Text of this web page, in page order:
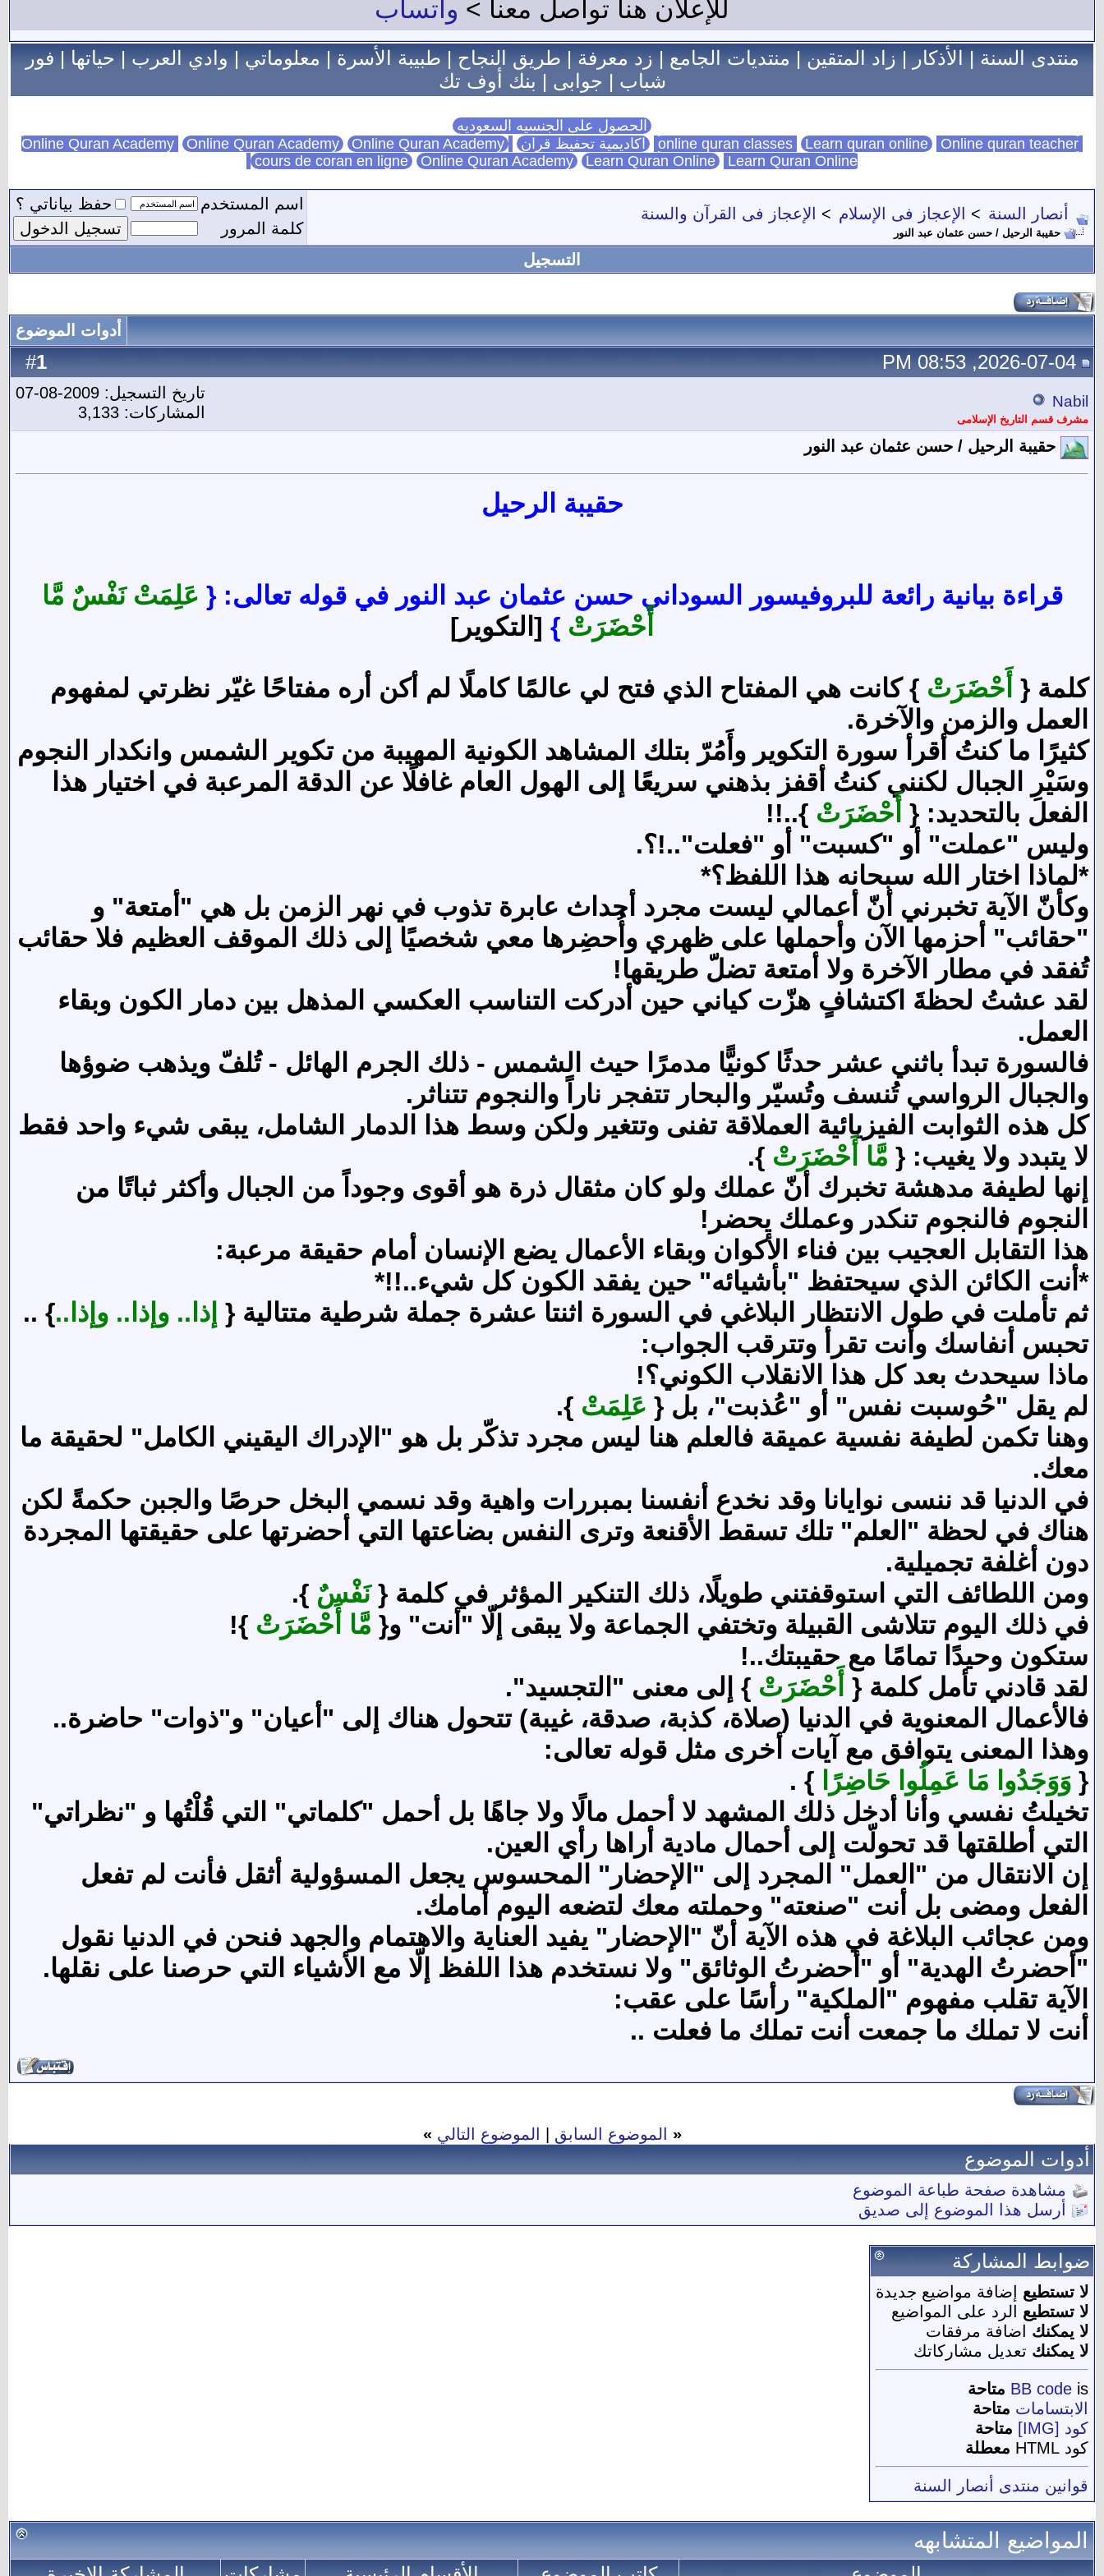
للإعلان هنا تواصل معنا > واتساب
منتدى السنة|الأذكار|زاد المتقين|منتديات الجامع|زد معرفة|طريق النجاح|طبيبة الأسرة|معلوماتي|وادي العرب|حياتها|فور
شباب | جوابى | بنك أوف تك
الحصول على الجنسيه السعوديه
Learn quran online Online quran teacher اكاديمية تحفيظ قران Online Quran Academy Online Quran Academy
cours de coran en ligne Online Quran Academy Learn Quran Online Learn Quran Online
أنصار السنة > الإعجاز فى الإسلام > الإعجاز فى القرآن والسنة
حقيبة الرحيل / حسن عثمان عبد النور
اسم المستخدم
حفظ بياناتي ؟
كلمة المرور
التسجيل
أدوات الموضوع
#
1 2026-07-04, 08:53 PM
Nabil
مشرف قسم التاريخ الإسلامى
تاريخ التسجيل: 2009-08-07
المشاركات: 3,133
حقيبة الرحيل / حسن عثمان عبد النور
حقيبة الرحيل
قراءة بيانية رائعة للبروفيسور السوداني حسن عثمان عبد النور في قوله تعالى: { عَلِمَتْ نَفْسٌ مَّا
أَحْضَرَتْ } [التكوير]
كلمة { أَحْضَرَتْ } كانت هي المفتاح الذي فتح لي عالمًا كاملًا لم أكن أره مفتاحًا غيّر نظرتي لمفهوم
العمل والزمن والآخرة.
كثيرًا ما كنتُ أقرأ سورة التكوير وأَمُرّ بتلك المشاهد الكونية المهيبة من تكوير الشمس وانكدار النجوم
وسَيْرِ الجبال لكنني كنتُ أقفز بذهني سريعًا إلى الهول العام غافلًا عن الدقة المرعبة في اختيار هذا
الفعل بالتحديد: { أَحْضَرَتْ }..!!
وليس "عملت" أو "كسبت" أو "فعلت"..!؟.
*لماذا اختار الله سبحانه هذا اللفظ؟*
وكأنّ الآية تخبرني أنّ أعمالي ليست مجرد أحداث عابرة تذوب في نهر الزمن بل هي "أمتعة" و
"حقائب" أحزمها الآن وأحملها على ظهري وأُحضِرها معي شخصيًا إلى ذلك الموقف العظيم فلا حقائب
تُفقد في مطار الآخرة ولا أمتعة تضلّ طريقها!
لقد عشتُ لحظةَ اكتشافٍ هزّت كياني حين أدركت التناسب العكسي المذهل بين دمار الكون وبقاء
العمل.
فالسورة تبدأ باثني عشر حدثًا كونيًّا مدمرًا حيث الشمس - ذلك الجرم الهائل - تُلفّ ويذهب ضوؤها
والجبال الرواسي تُنسف وتُسيّر والبحار تتفجر ناراً والنجوم تتناثر.
كل هذه الثوابت الفيزيائية العملاقة تفنى وتتغير ولكن وسط هذا الدمار الشامل، يبقى شيء واحد فقط
لا يتبدد ولا يغيب: { مَّا أَحْضَرَتْ }.
إنها لطيفة مدهشة تخبرك أنّ عملك ولو كان مثقال ذرة هو أقوى وجوداً من الجبال وأكثر ثباتًا من
النجوم فالنجوم تنكدر وعملك يحضر!
هذا التقابل العجيب بين فناء الأكوان وبقاء الأعمال يضع الإنسان أمام حقيقة مرعبة:
*أنت الكائن الذي سيحتفظ "بأشيائه" حين يفقد الكون كل شيء..!!*
ثم تأملت في طول الانتظار البلاغي في السورة اثنتا عشرة جملة شرطية متتالية { إذا.. وإذا.. وإذا..} ..
تحبس أنفاسك وأنت تقرأ وتترقب الجواب:
ماذا سيحدث بعد كل هذا الانقلاب الكوني؟!
لم يقل "حُوسبت نفس" أو "عُذبت"، بل { عَلِمَتْ }.
وهنا تكمن لطيفة نفسية عميقة فالعلم هنا ليس مجرد تذكّر بل هو "الإدراك اليقيني الكامل" لحقيقة ما
معك.
في الدنيا قد ننسى نوايانا وقد نخدع أنفسنا بمبررات واهية وقد نسمي البخل حرصًا والجبن حكمةً لكن
هناك في لحظة "العلم" تلك تسقط الأقنعة وترى النفس بضاعتها التي أحضرتها على حقيقتها المجردة
دون أغلفة تجميلية.
ومن اللطائف التي استوقفتني طويلًا، ذلك التنكير المؤثر في كلمة {نَفْسٌ }.
في ذلك اليوم تتلاشى القبيلة وتختفي الجماعة ولا يبقى إلّا "أنت" و{ مَّا أَحْضَرَتْ }!
ستكون وحيدًا تمامًا مع حقيبتك..!
لقد قادني تأمل كلمة { أَحْضَرَتْ } إلى معنى "التجسيد".
فالأعمال المعنوية في الدنيا (صلاة، كذبة، صدقة، غيبة) تتحول هناك إلى "أعيان" و"ذوات" حاضرة..
وهذا المعنى يتوافق مع آيات أخرى مثل قوله تعالى:
{ وَوَجَدُوا مَا عَمِلُوا حَاضِرًا
} .
تخيلتُ نفسي وأنا أدخل ذلك المشهد لا أحمل مالًا ولا جاهًا بل أحمل "كلماتي" التي قُلْتُها و "نظراتي"
التي أطلقتها قد تحولّت إلى أحمال مادية أراها رأي العين.
إن الانتقال من "العمل" المجرد إلى "الإحضار" المحسوس يجعل المسؤولية أثقل فأنت لم تفعل
الفعل ومضى بل أنت "صنعته" وحملته معك لتضعه اليوم أمامك.
ومن عجائب البلاغة في هذه الآية أنّ "الإحضار" يفيد العناية والاهتمام والجهد فنحن في الدنيا نقول
"أحضرتُ الهدية" أو "أحضرتُ الوثائق" ولا نستخدم هذا اللفظ إلّا مع الأشياء التي حرصنا على نقلها.
الآية تقلب مفهوم "الملكية" رأسًا على عقب:
أنت لا تملك ما جمعت أنت تملك ما فعلت ..
« الموضوع السابق الموضوع التالي »
أدوات الموضوع
مشاهدة صفحة طباعة الموضوع
أرسل هذا الموضوع إلى صديق
ضوابط المشاركة
لا تستطيع إضافة مواضيع جديدة
لا تستطيع الرد على المواضيع
لا يمكنك اضافة مرفقات
لا يمكنك تعديل مشاركاتك
BB code is
متاحة
الابتسامات متاحة
كود [IMG]
متاحة
كود HTML
معطلة
قوانين منتدى أنصار السنة
المواضيع المتشابهه